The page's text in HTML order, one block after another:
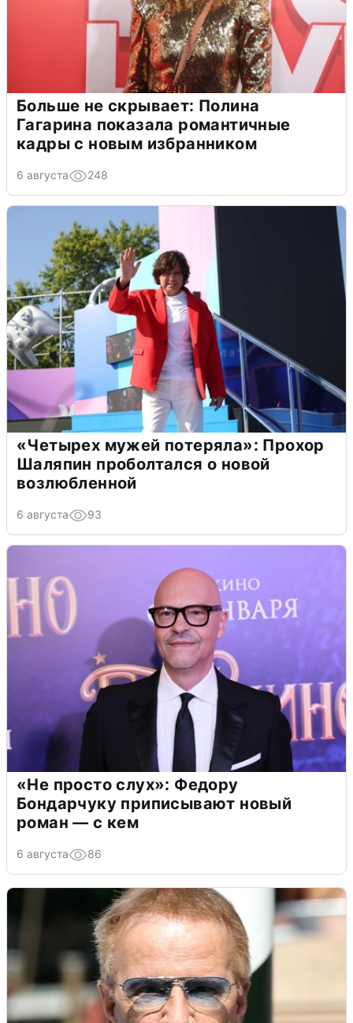
Больше не скрывает: Полина
Гагарина показала романтичные
кадры с новым избранником
6 августа 248
«Четырех мужей потеряла»: Прохор
Шаляпин проболтался о новой
возлюбленной
6 августа 93
«Не просто слух»: Федору
Бондарчуку приписывают новый
роман — с кем
6 августа 86